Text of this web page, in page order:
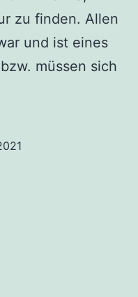
zu finden. Allen
und ist eines
müssen sich